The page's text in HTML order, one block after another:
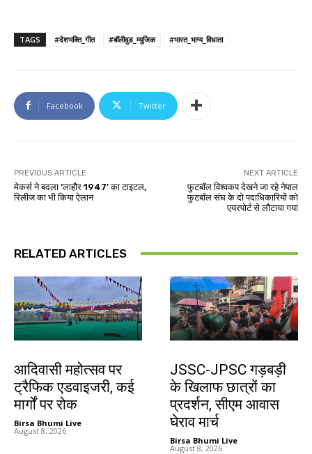
TAGS #देशभक्ति_गीत #बॉलीवुड_म्यूजिक #भारत_भाग्य_विधाता
Facebook Twitter
PREVIOUS ARTICLE
मेकर्स ने बदला ‘लाहौर 1947’ का टाइटल,
रिलीज का भी किया ऐलान
NEXT ARTICLE
फुटबॉल विश्वकप देखने जा रहे नेपाल
फुटबॉल संघ के दो पदाधिकारियों को
एयरपोर्ट से लौटाया गया
RELATED ARTICLES
आदिवासी महोत्सव पर
ट्रैफिक एडवाइजरी, कई
मार्गों पर रोक
Birsa Bhumi Live -
August 8, 2026
JSSC-JPSC गड़बड़ी
के खिलाफ छात्रों का
प्रदर्शन, सीएम आवास
घेराव मार्च
Birsa Bhumi Live -
August 8, 2026